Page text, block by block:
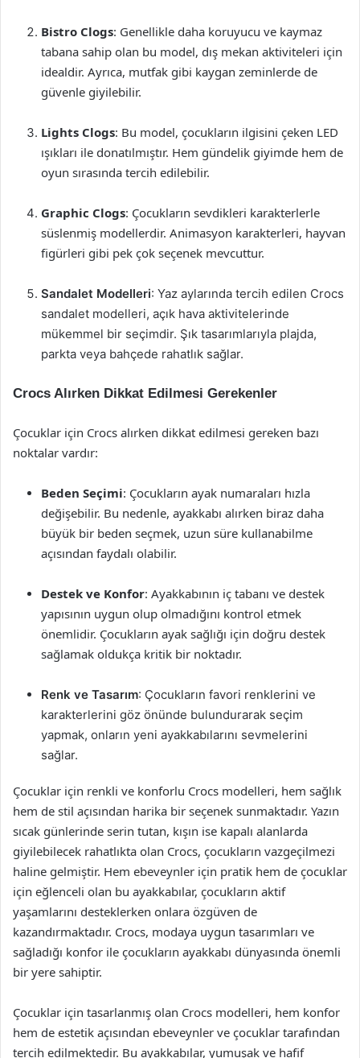
Bistro Clogs: Genellikle daha koruyucu ve kaymaz
tabana sahip olan bu model, dış mekan aktiviteleri için
idealdir. Ayrıca, mutfak gibi kaygan zeminlerde de
güvenle giyilebilir.
Lights Clogs: Bu model, çocukların ilgisini çeken LED
ışıkları ile donatılmıştır. Hem gündelik giyimde hem de
oyun sırasında tercih edilebilir.
Graphic Clogs: Çocukların sevdikleri karakterlerle
süslenmiş modellerdir. Animasyon karakterleri, hayvan
figürleri gibi pek çok seçenek mevcuttur.
Sandalet Modelleri: Yaz aylarında tercih edilen Crocs
sandalet modelleri, açık hava aktivitelerinde
mükemmel bir seçimdir. Şık tasarımlarıyla plajda,
parkta veya bahçede rahatlık sağlar.
Crocs Alırken Dikkat Edilmesi Gerekenler
Çocuklar için Crocs alırken dikkat edilmesi gereken bazı
noktalar vardır:
Beden Seçimi: Çocukların ayak numaraları hızla
değişebilir. Bu nedenle, ayakkabı alırken biraz daha
büyük bir beden seçmek, uzun süre kullanabilme
açısından faydalı olabilir.
Destek ve Konfor: Ayakkabının iç tabanı ve destek
yapısının uygun olup olmadığını kontrol etmek
önemlidir. Çocukların ayak sağlığı için doğru destek
sağlamak oldukça kritik bir noktadır.
Renk ve Tasarım: Çocukların favori renklerini ve
karakterlerini göz önünde bulundurarak seçim
yapmak, onların yeni ayakkabılarını sevmelerini
sağlar.
Çocuklar için renkli ve konforlu Crocs modelleri, hem sağlık
hem de stil açısından harika bir seçenek sunmaktadır. Yazın
sıcak günlerinde serin tutan, kışın ise kapalı alanlarda
giyilebilecek rahatlıkta olan Crocs, çocukların vazgeçilmezi
haline gelmiştir. Hem ebeveynler için pratik hem de çocuklar
için eğlenceli olan bu ayakkabılar, çocukların aktif
yaşamlarını desteklerken onlara özgüven de
kazandırmaktadır. Crocs, modaya uygun tasarımları ve
sağladığı konfor ile çocukların ayakkabı dünyasında önemli
bir yere sahiptir.
Çocuklar için tasarlanmış olan Crocs modelleri, hem konfor
hem de estetik açısından ebeveynler ve çocuklar tarafından
tercih edilmektedir. Bu ayakkabılar, yumuşak ve hafif